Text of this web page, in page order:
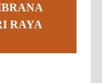
RAYA